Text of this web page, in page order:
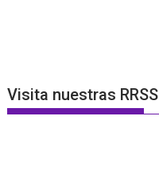
Visita nuestras RRSS